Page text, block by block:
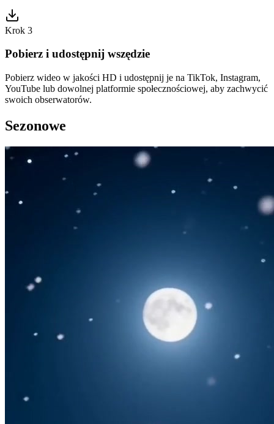
Krok 3
Pobierz i udostępnij wszędzie
Pobierz wideo w jakości HD i udostępnij je na TikTok, Instagram,
YouTube lub dowolnej platformie społecznościowej, aby zachwycić
swoich obserwatorów.
Sezonowe